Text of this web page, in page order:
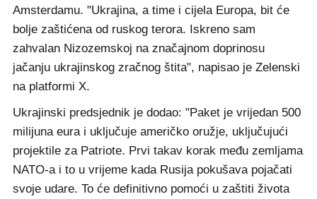
Amsterdamu. "Ukrajina, a time i cijela Europa, bit će
bolje zaštićena od ruskog terora. Iskreno sam
zahvalan Nizozemskoj na značajnom doprinosu
jačanju ukrajinskog zračnog štita", napisao je Zelenski
na platformi X.
Ukrajinski predsjednik je dodao: "Paket je vrijedan 500
milijuna eura i uključuje američko oružje, uključujući
projektile za Patriote. Prvi takav korak među zemljama
NATO-a i to u vrijeme kada Rusija pokušava pojačati
svoje udare. To će definitivno pomoći u zaštiti života